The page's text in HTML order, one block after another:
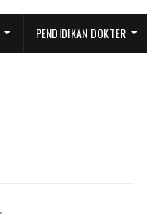
PENDIDIKAN DOKTER